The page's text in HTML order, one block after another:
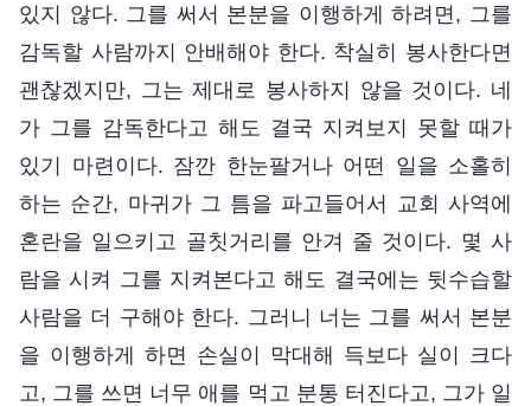
있지 않다. 그를 써서 본분을 이행하게 하려면, 그를
감독할 사람까지 안배해야 한다. 착실히 봉사한다면
괜찮겠지만, 그는 제대로 봉사하지 않을 것이다. 네
가 그를 감독한다고 해도 결국 지켜보지 못할 때가
있기 마련이다. 잠깐 한눈팔거나 어떤 일을 소홀히
하는 순간, 마귀가 그 틈을 파고들어서 교회 사역에
혼란을 일으키고 골칫거리를 안겨 줄 것이다. 몇 사
람을 시켜 그를 지켜본다고 해도 결국에는 뒷수습할
사람을 더 구해야 한다. 그러니 너는 그를 써서 본분
을 이행하게 하면 손실이 막대해 득보다 실이 크다
고, 그를 쓰면 너무 애를 먹고 분통 터진다고, 그가 일